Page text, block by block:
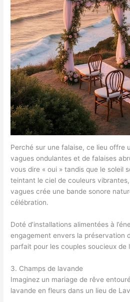
Perché sur une falaise, ce lieu offre
vagues ondulantes et de falaises
vous dire « oui » tandis que le soleil
teintant le ciel de couleurs
vagues crée une bande sonore
célébration.
Doté d’installations alimentées à
engagement envers la préservation
parfait pour les couples soucieux de
3. Champs de lavande
Imaginez un mariage de rêve
lavande en fleurs dans un lieu de